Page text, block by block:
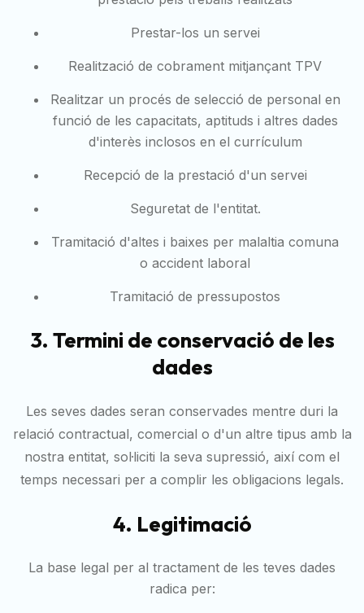
Prestar-los un servei
Realització de cobrament mitjançant TPV
Realitzar un procés de selecció de personal en
funció de les capacitats, aptituds i altres dades
d'interès inclosos en el currículum
Recepció de la prestació d'un servei
Seguretat de l'entitat.
Tramitació d'altes i baixes per malaltia comuna
o accident laboral
Tramitació de pressupostos
3. Termini de conservació de les
dades
Les seves dades seran conservades mentre duri la
relació contractual, comercial o d'un altre tipus amb la
nostra entitat, sol·liciti la seva supressió, així com el
temps necessari per a complir les obligacions legals.
4. Legitimació
La base legal per al tractament de les teves dades
radica per: